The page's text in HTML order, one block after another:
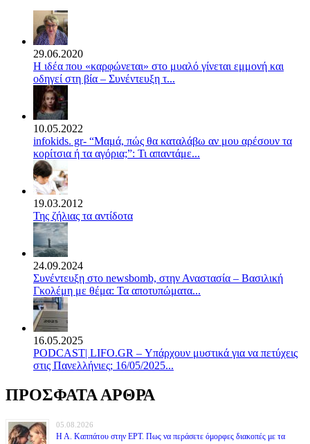
29.06.2020
Η ιδέα που «καρφώνεται» στο μυαλό γίνεται εμμονή και
οδηγεί στη βία – Συνέντευξη τ...
10.05.2022
infokids. gr- “Μαμά, πώς θα καταλάβω αν μου αρέσουν τα
κορίτσια ή τα αγόρια;”: Τι απαντάμε...
19.03.2012
Της ζήλιας τα αντίδοτα
24.09.2024
Συνέντευξη στο newsbomb, στην Αναστασία – Βασιλική
Γκολέμη με θέμα: Τα αποτυπώματα...
16.05.2025
PODCAST| LIFO.GR – Υπάρχουν μυστικά για να πετύχεις
στις Πανελλήνιες; 16/05/2025...
ΠΡΟΣΦΑΤΑ ΑΡΘΡΑ
05.08.2026
Η Α. Καππάτου στην ΕΡΤ. Πως να περάσετε όμορφες διακοπές με τα